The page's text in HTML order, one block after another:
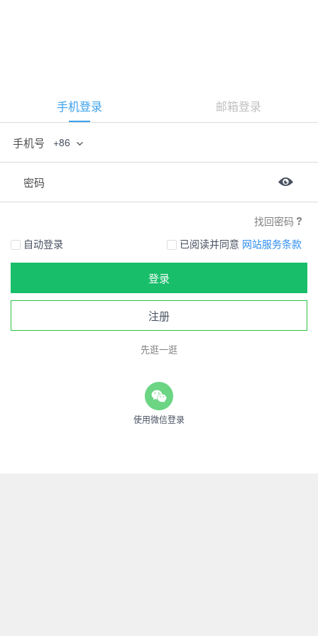
手机登录 邮箱登录
手机号 +86
密码
找回密码
自动登录
已阅读并同意 网站服务条款
登录
注册
先逛一逛
使用微信登录